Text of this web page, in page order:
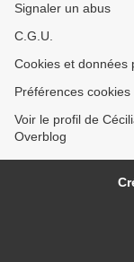
Signaler un abus
C.G.U.
Cookies et données
Préférences cookies
Voir le profil de
Overblog